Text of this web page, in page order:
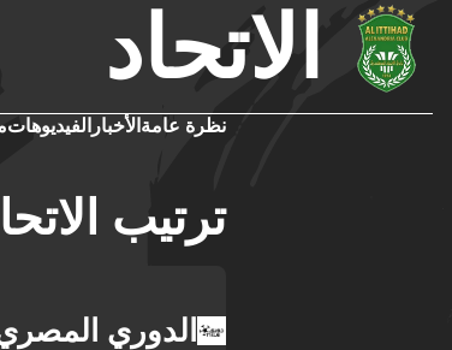
الاتحاد
نظرة عامة الأخبار الفيديوهات
ترتيب
الدوري المصري